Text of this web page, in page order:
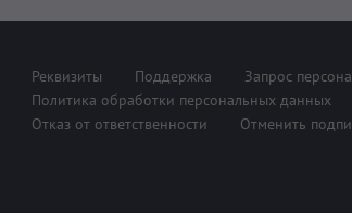
Реквизиты Поддержка
Запрос
Политика обработки персональных данных
Отказ от ответственности
Отменить